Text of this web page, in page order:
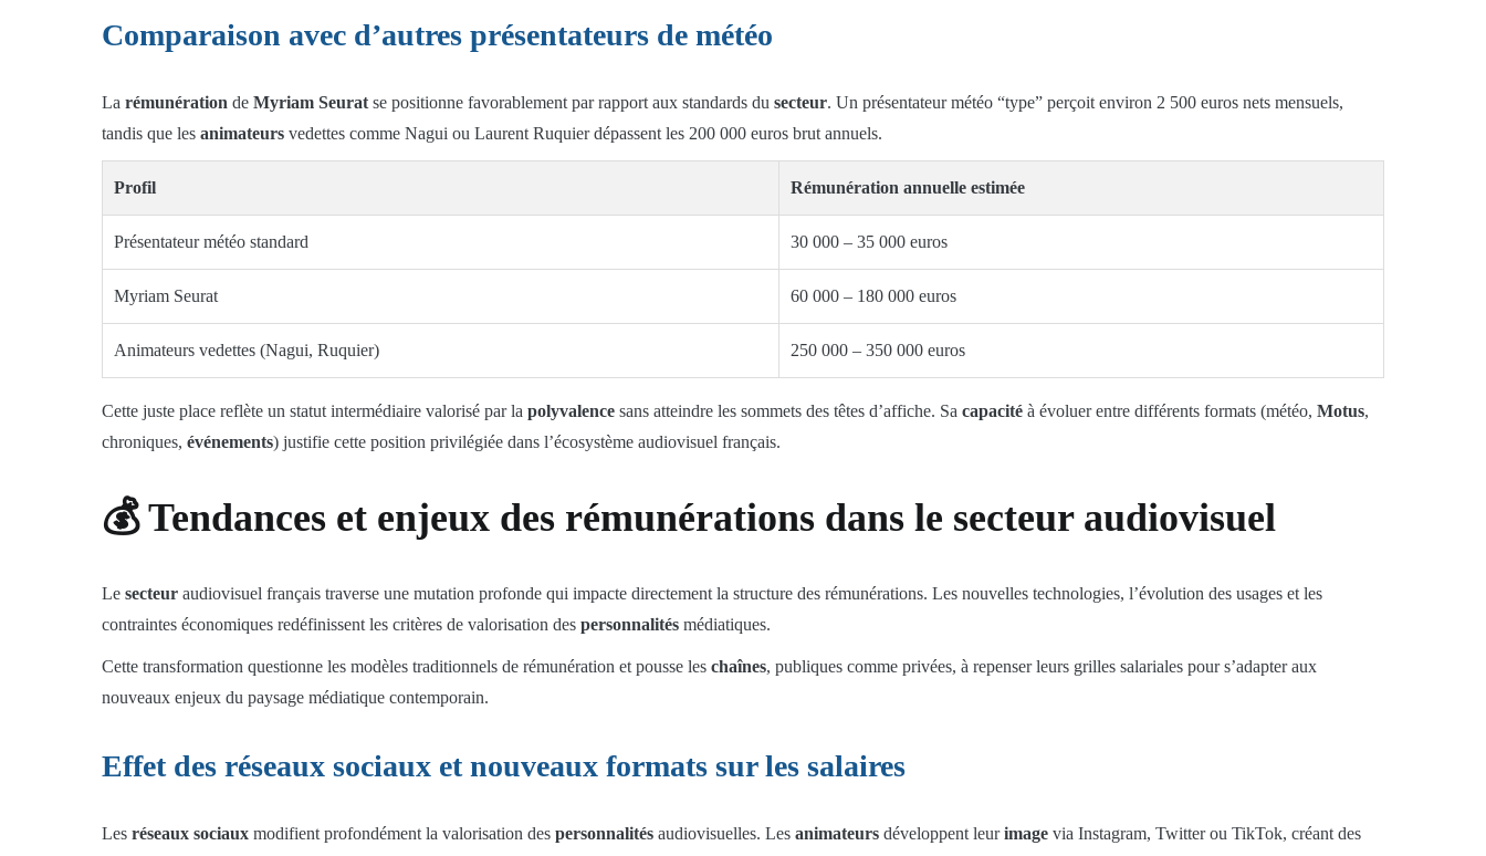
Comparaison avec d’autres présentateurs de météo
La rémunération de Myriam Seurat se positionne favorablement par rapport aux standards du secteur. Un présentateur météo “type” perçoit environ 2 500 euros nets mensuels,
tandis que les animateurs vedettes comme Nagui ou Laurent Ruquier dépassent les 200 000 euros brut annuels.
Profil Rémunération annuelle estimée
Présentateur météo standard 30 000 – 35 000 euros
Myriam Seurat 60 000 – 180 000 euros
Animateurs vedettes (Nagui, Ruquier) 250 000 – 350 000 euros
Cette juste place reflète un statut intermédiaire valorisé par la polyvalence sans atteindre les sommets des têtes d’affiche. Sa capacité à évoluer entre différents formats (météo, Motus,
chroniques, événements) justifie cette position privilégiée dans l’écosystème audiovisuel français.
💰 Tendances et enjeux des rémunérations dans le secteur audiovisuel
Le secteur audiovisuel français traverse une mutation profonde qui impacte directement la structure des rémunérations. Les nouvelles technologies, l’évolution des usages et les
contraintes économiques redéfinissent les critères de valorisation des personnalités médiatiques.
Cette transformation questionne les modèles traditionnels de rémunération et pousse les chaînes, publiques comme privées, à repenser leurs grilles salariales pour s’adapter aux
nouveaux enjeux du paysage médiatique contemporain.
Effet des réseaux sociaux et nouveaux formats sur les salaires
Les réseaux sociaux modifient profondément la valorisation des personnalités audiovisuelles. Les animateurs développent leurimage via Instagram, Twitter ou TikTok, créant des